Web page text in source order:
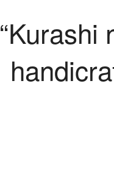
“Kurashi